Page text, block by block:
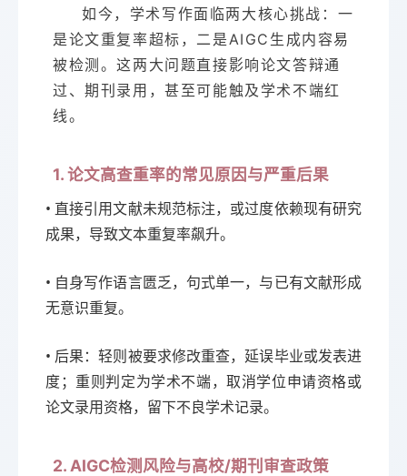
如今，学术写作面临两大核心挑战：一
是论文重复率超标，二是AIGC生成内容易
被检测。这两大问题直接影响论文答辩通
过、期刊录用，甚至可能触及学术不端红
线。
1. 论文高查重率的常见原因与严重后果
• 直接引用文献未规范标注，或过度依赖现有研究
成果，导致文本重复率飙升。
• 自身写作语言匮乏，句式单一，与已有文献形成
无意识重复。
• 后果：轻则被要求修改重查，延误毕业或发表进
度；重则判定为学术不端，取消学位申请资格或
论文录用资格，留下不良学术记录。
2. AIGC检测风险与高校/期刊审查政策